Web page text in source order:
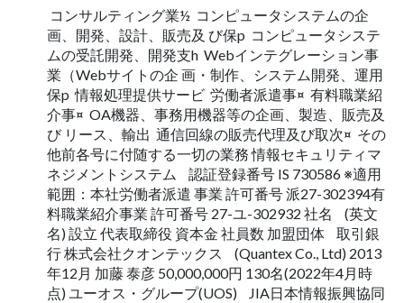
 コンサルティング業½  コンピュータシステムの企
画、開発、設計、販売及 び保p  コンピュータシステ
ムの受託開発、開発支h  Webインテグレーション事
業（Webサイトの企 画・制作、システム開発、運用
保p  情報処理提供サービ  労働者派遣事¤  有料職業紹
介事¤  OA機器、事務用機器等の企画、製造、販売及
び リース、輸出  通信回線の販売代理及び取次¤  その
他前各号に付随する一切の業務 情報セキュリティマ
ネジメントシステム 認証登録番号 IS 730586 ※適用
範囲：本社労働者派遣 事業 許可番号 派27-302394有
料職業紹介事業 許可番号 27-ユ-302932 社名 (英文
名) 設立 代表取締役 資本金 社員数 加盟団体 取引銀
行 株式会社クオンテックス (Quantex Co., Ltd) 2013
年12月 加藤 泰彦 50,000,000円 130名(2022年4月時
点) ユーオス・グループ(UOS) JIA日本情報振興協同